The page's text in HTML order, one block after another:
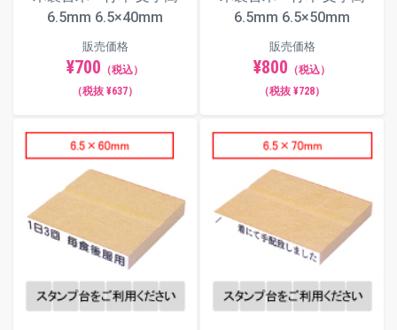
6.5mm 6.5×40mm
販売価格
¥700 （税込）
（税抜 ¥637）
6.5mm 6.5×50mm
販売価格
¥800 （税込）
（税抜 ¥728）